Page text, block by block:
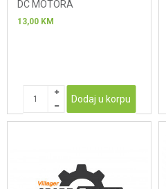
DC MOTORA
13,00 KM
Dodaj u korpu